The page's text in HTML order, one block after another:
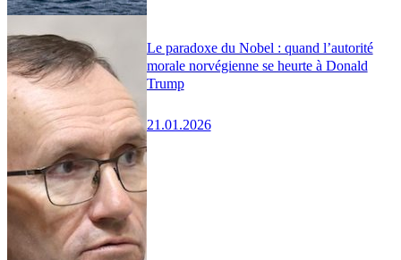
Le paradoxe du Nobel : quand l’autorité
morale norvégienne se heurte à Donald
Trump
21.01.2026